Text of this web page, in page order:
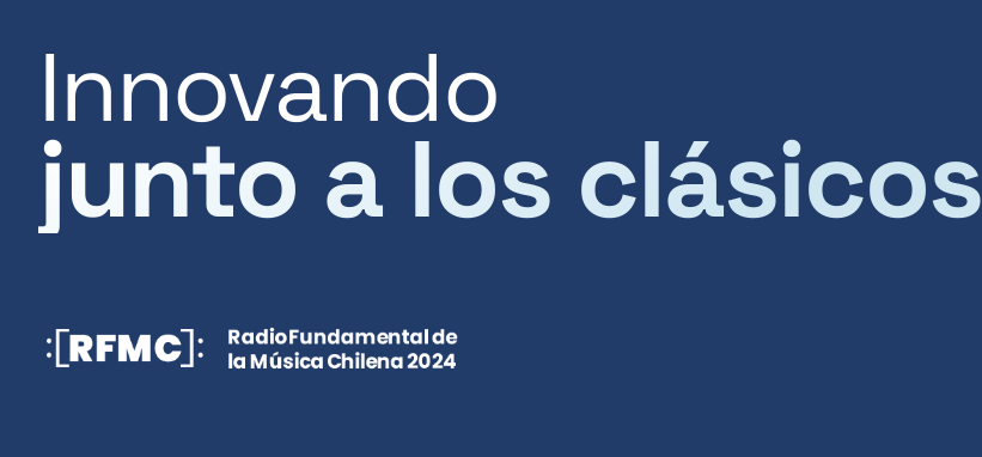
Innovando
junto a los clásicos